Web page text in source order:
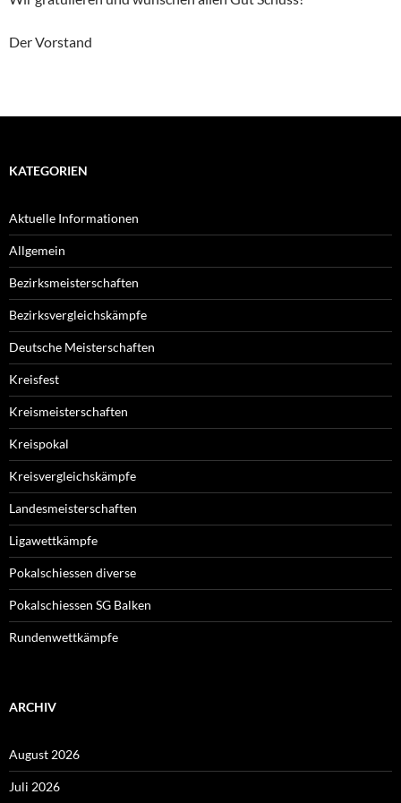
Der Vorstand
KATEGORIEN
Aktuelle Informationen
Allgemein
Bezirksmeisterschaften
Bezirksvergleichskämpfe
Deutsche Meisterschaften
Kreisfest
Kreismeisterschaften
Kreispokal
Kreisvergleichskämpfe
Landesmeisterschaften
Ligawettkämpfe
Pokalschiessen diverse
Pokalschiessen SG Balken
Rundenwettkämpfe
ARCHIV
August 2026
Juli 2026